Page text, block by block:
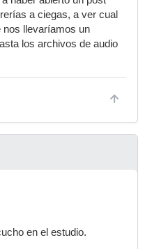
a ciegas, a ver cual
nos llevaríamos un
los archivos de audio
en el estudio.